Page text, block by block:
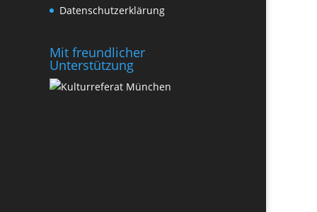
Datenschutzerklärung
Mit freundlicher
Unterstützung